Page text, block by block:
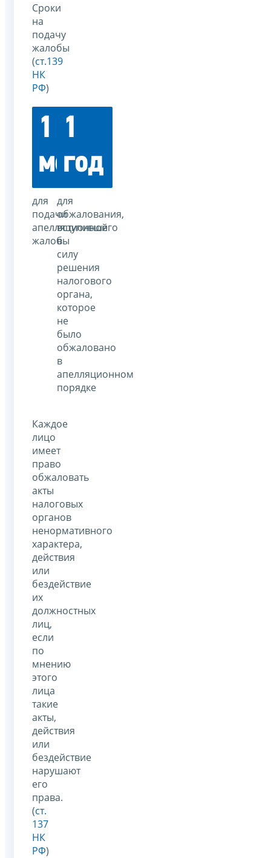
Сроки
на
подачу
жалобы
(ст.139
НК
РФ)
1
месяц
для
подачи
апелляционной
жалобы
1
год
для
обжалования,
вступившего
в
силу
решения
налогового
органа,
которое
не
было
обжаловано
в
апелляционном
порядке
Каждое
лицо
имеет
право
обжаловать
акты
налоговых
органов
ненормативного
характера,
действия
или
бездействие
их
должностных
лиц,
если
по
мнению
этого
лица
такие
акты,
действия
или
бездействие
нарушают
его
права.
(ст.
137
НК
РФ)